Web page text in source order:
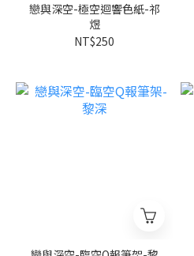
戀與深空-極空迴響色紙-祁
煜
NT$250